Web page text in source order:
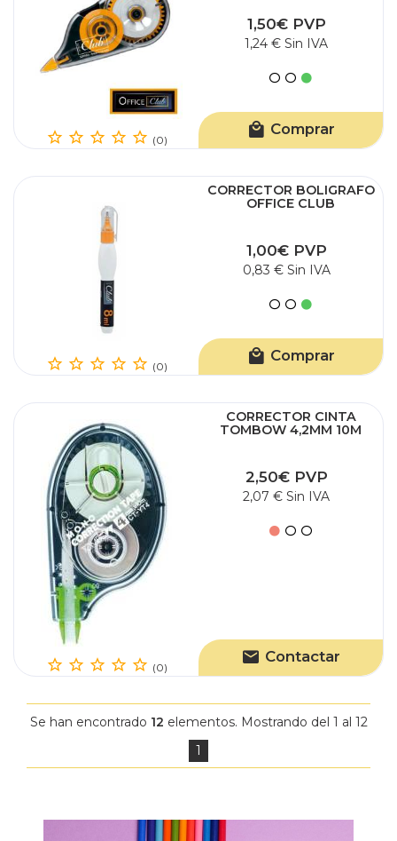
(0)
1,50€ PVP
1,24 € Sin IVA
Comprar
(0)
CORRECTOR BOLIGRAFO
OFFICE CLUB
1,00€ PVP
0,83 € Sin IVA
Comprar
(0)
CORRECTOR CINTA
TOMBOW 4,2MM 10M
2,50€ PVP
2,07 € Sin IVA
Contactar
Se han encontrado 12 elementos. Mostrando del 1 al 12
1